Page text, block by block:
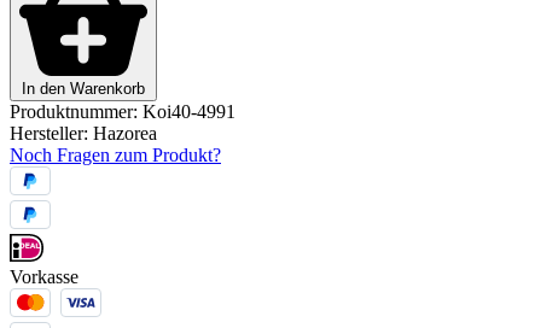
In den Warenkorb
Produktnummer: Koi40-4991
Hersteller: Hazorea
Noch Fragen zum Produkt?
Vorkasse